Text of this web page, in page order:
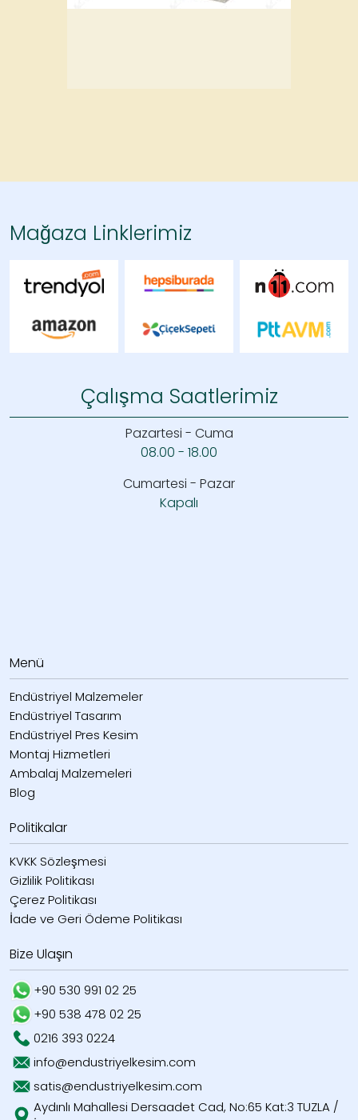
Mağaza Linklerimiz
Çalışma Saatlerimiz
Pazartesi - Cuma
08.00 - 18.00
Cumartesi - Pazar
Kapalı
Menü
Endüstriyel Malzemeler
Endüstriyel Tasarım
Endüstriyel Pres Kesim
Montaj Hizmetleri
Ambalaj Malzemeleri
Blog
Politikalar
KVKK Sözleşmesi
Gizlilik Politikası
Çerez Politikası
İade ve Geri Ödeme Politikası
Bize Ulaşın
+90 530 991 02 25
+90 538 478 02 25
0216 393 0224
info@endustriyelkesim.com
satis@endustriyelkesim.com
Aydınlı Mahallesi Dersaadet Cad, No:65 Kat:3 TUZLA /